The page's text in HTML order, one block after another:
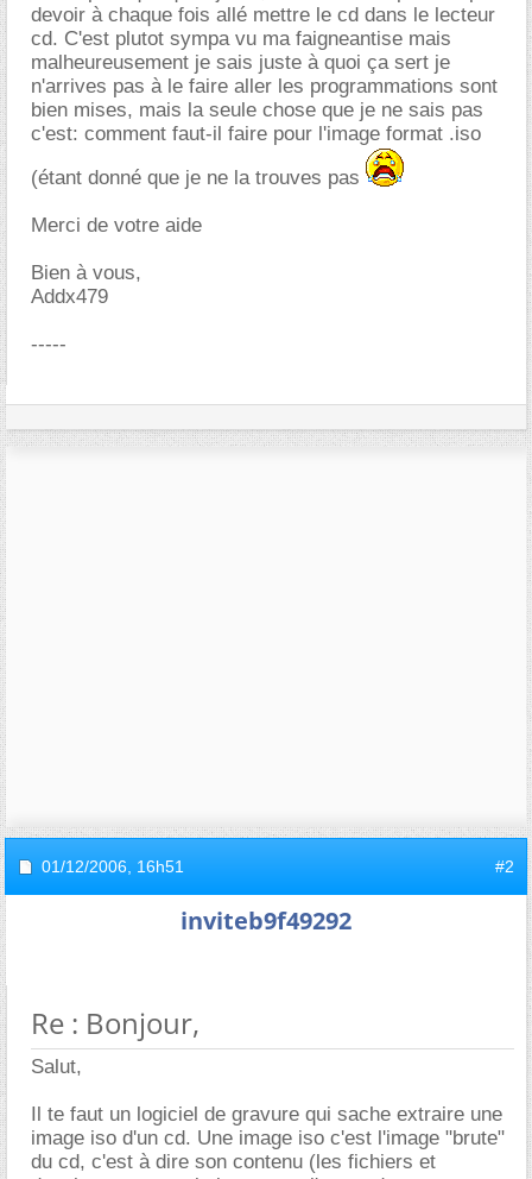
devoir à chaque fois allé mettre le cd dans le lecteur
cd. C'est plutot sympa vu ma faigneantise mais
malheureusement je sais juste à quoi ça sert je
n'arrives pas à le faire aller les programmations sont
bien mises, mais la seule chose que je ne sais pas
c'est: comment faut-il faire pour l'image format .iso
(étant donné que je ne la trouves pas
Merci de votre aide
Bien à vous,
Addx479
-----
01/12/2006, 16h51 #2
inviteb9f49292
Re : Bonjour,
Salut,
Il te faut un logiciel de gravure qui sache extraire une
image iso d'un cd. Une image iso c'est l'image "brute"
du cd, c'est à dire son contenu (les fichiers et